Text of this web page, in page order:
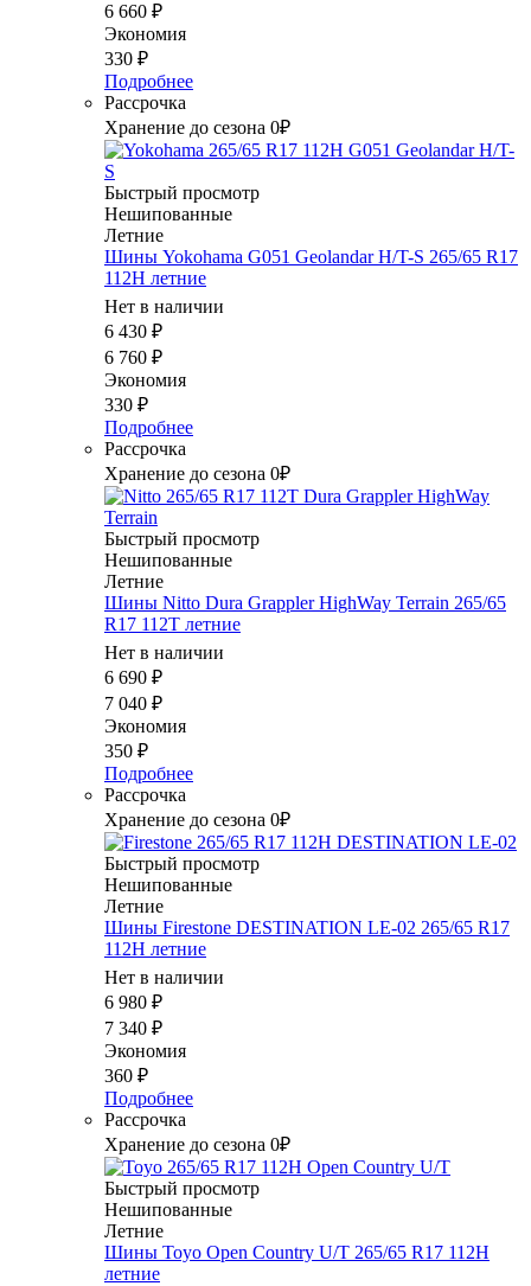
6 660 ₽
Экономия
330 ₽
Подробнее
Рассрочка
Хранение до сезона 0₽
Быстрый просмотр
Нешипованные
Летние
Шины Yokohama G051 Geolandar H/T-S 265/65 R17
112H летние
Нет в наличии
6 430 ₽
6 760 ₽
Экономия
330 ₽
Подробнее
Рассрочка
Хранение до сезона 0₽
Быстрый просмотр
Нешипованные
Летние
Шины Nitto Dura Grappler HighWay Terrain 265/65
R17 112T летние
Нет в наличии
6 690 ₽
7 040 ₽
Экономия
350 ₽
Подробнее
Рассрочка
Хранение до сезона 0₽
Быстрый просмотр
Нешипованные
Летние
Шины Firestone DESTINATION LE-02 265/65 R17
112H летние
Нет в наличии
6 980 ₽
7 340 ₽
Экономия
360 ₽
Подробнее
Рассрочка
Хранение до сезона 0₽
Быстрый просмотр
Нешипованные
Летние
Шины Toyo Open Country U/T 265/65 R17 112H
летние